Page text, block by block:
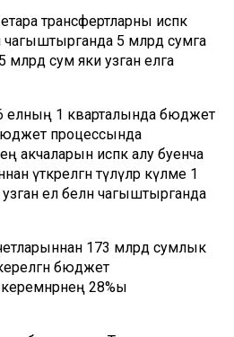
трансфертларны исәпкә
чагыштырганда 5 млрд сумга
млрд сум яки узган елга
елның 1 кварталында бюджет
процессында
акчаларын исәпкә алу буенча
үткәрелгән түләүләр күләме 1
ел белән чагыштырганда
173 млрд сумлык
бюджет
28%ы